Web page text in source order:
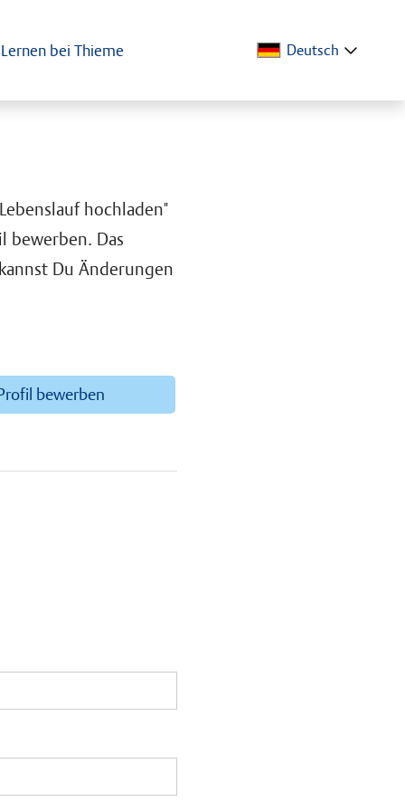
Deutsch
Lernen bei Thieme
hochladen"
bewerben. Das
Du Änderungen
bewerben